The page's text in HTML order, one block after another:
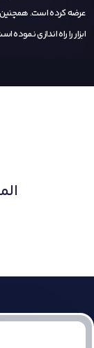
عرضه کرده است. همچنین
ابزار را راه اندازی نموده